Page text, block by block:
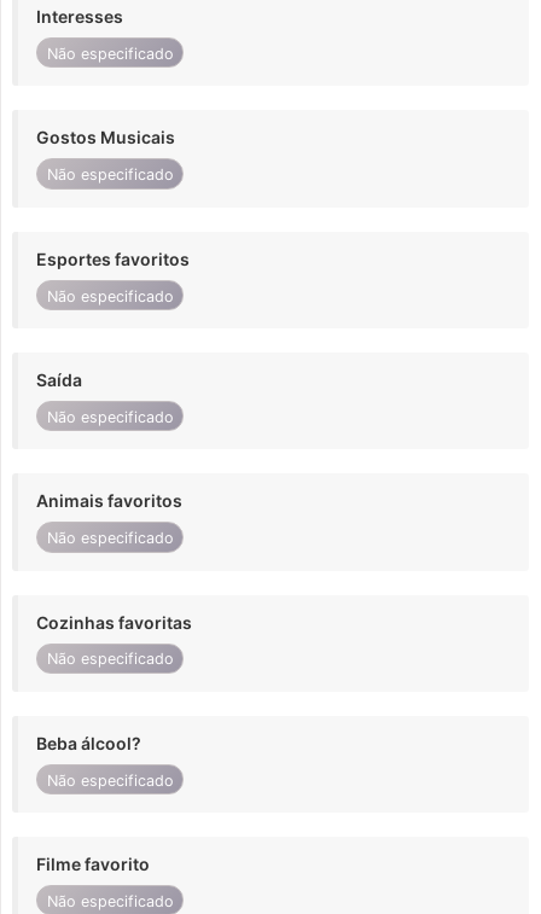
Interesses
Não especificado
Gostos Musicais
Não especificado
Esportes favoritos
Não especificado
Saída
Não especificado
Animais favoritos
Não especificado
Cozinhas favoritas
Não especificado
Beba álcool?
Não especificado
Filme favorito
Não especificado